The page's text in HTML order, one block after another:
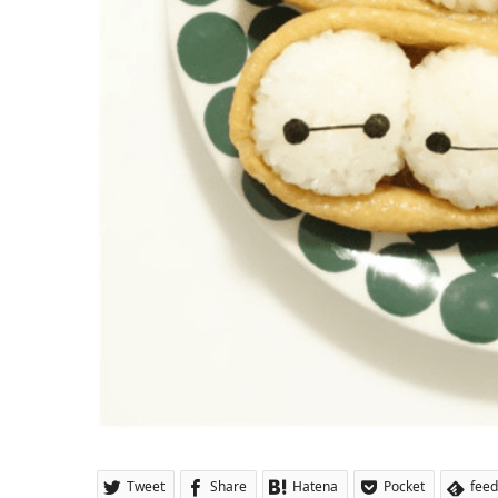
Tweet Share Hatena Pocket